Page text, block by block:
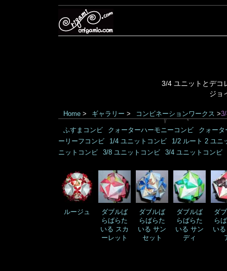
3/4 ユニットとデコ
ジョ
Home > ギャラリー > コンビネーションワークス >
ふすまコンビ クォーターハーモニーコンビ
クォー
ーリーフコンビ
1/4 ユニットコンビ
1/2 ルート 2 ユニ
ニットコンビ
3/8 ユニットコンビ 3/4 ユニットコンビ
ルージュ
ダブルば
らばらた
いる スカ
ーレット
ダブルば
らばらた
いる サン
セット
ダブルば
らばらた
いる サン
ディ
ダ
ら
い